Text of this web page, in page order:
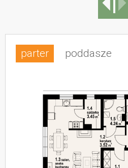
parter poddasze